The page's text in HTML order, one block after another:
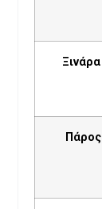
Ξινάρα
Πάρος